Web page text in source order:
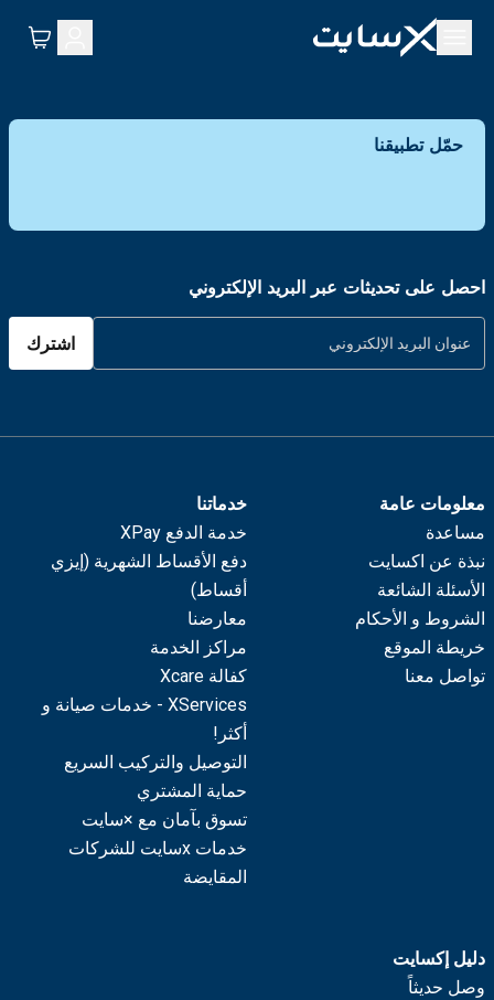
حمّل تطبيقنا
احصل على تحديثات عبر البريد الإلكتروني
اشترك
معلومات عامة
مساعدة
نبذة عن اكسايت
الأسئلة الشائعة
الشروط و الأحكام
خريطة الموقع
تواصل معنا
خدماتنا
خدمة الدفع XPay
دفع الأقساط الشهرية (إيزي
أقساط)
معارضنا
مراكز الخدمة
كفالة Xcare
XServices - خدمات صيانة و
أكثر!
التوصيل والتركيب السريع
حماية المشتري
تسوق بآمان مع ×سايت
خدمات xسايت للشركات
المقايضة
دليل إكسايت
وصل حديثاً